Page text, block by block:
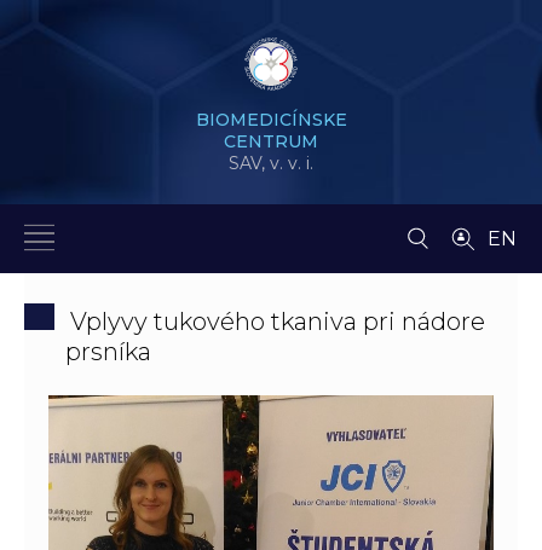
BIOMEDICÍNSKE
CENTRUM
SAV, v. v. i.
EN
Vplyvy tukového tkaniva pri nádore
prsníka